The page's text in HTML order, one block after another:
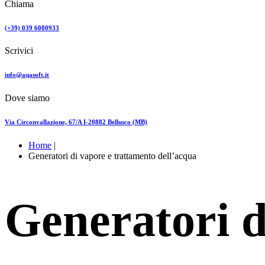
Chiama
(+39) 039 6080933
Scrivici
info@aqasoft.it
Dove siamo
Via Circonvallazione, 67/A I-20882 Bellusco (MB)
Home |
Generatori di vapore e trattamento dell’acqua
Generatori